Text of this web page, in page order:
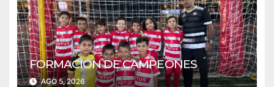
FORMACIÓN DE CAMPEONES
AGO 5, 2026